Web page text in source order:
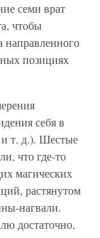
семи врат
чтобы
направленного
позициях
себя в
т. д.). Шестые
что где-то
магических
растянутом
нагвали.
достаточно,